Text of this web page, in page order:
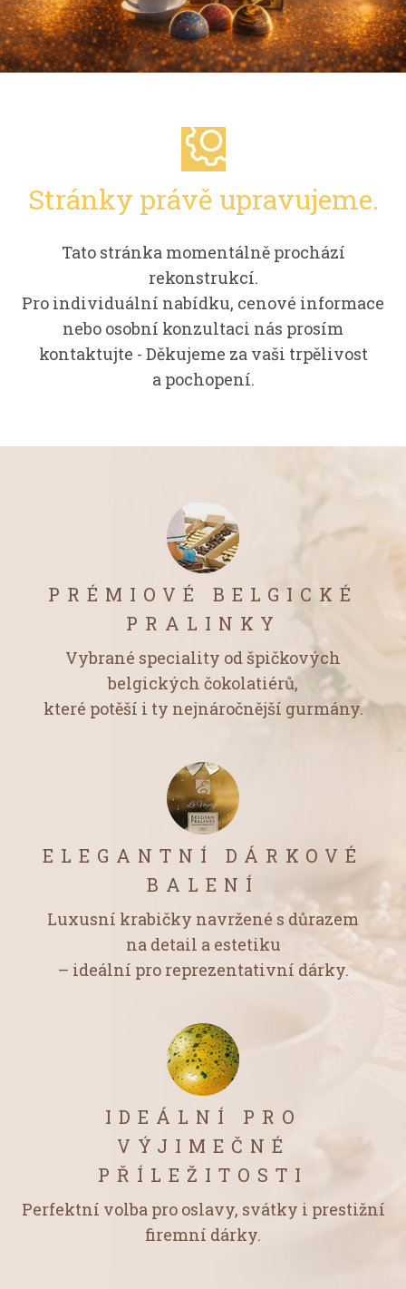
Stránky právě upravujeme.
Tato stránka momentálně prochází
rekonstrukcí.
Pro individuální nabídku, cenové informace
nebo osobní konzultaci nás prosím
kontaktujte - Děkujeme za vaši trpělivost
a pochopení.
PRÉMIOVÉ BELGICKÉ
PRALINKY
Vybrané speciality od špičkových
belgických čokolatiérů,
které potěší i ty nejnáročnější gurmány.
ELEGANTNÍ DÁRKOVÉ
BALENÍ
Luxusní krabičky navržené s důrazem
na detail a estetiku
– ideální pro reprezentativní dárky.
IDEÁLNÍ PRO
VÝJIMEČNÉ
PŘÍLEŽITOSTI
Perfektní volba pro oslavy, svátky i prestižní
firemní dárky.